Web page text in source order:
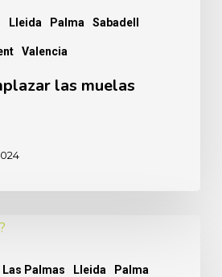
Lleida Palma Sabadell
Valencia
las muelas
Las Palmas Lleida Palma